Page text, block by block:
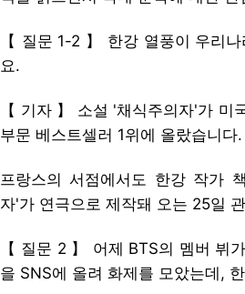
【 질문 1-2 】 한강 열풍이 우리
요.
【 기자 】 소설 '채식주의자'가
부문 베스트셀러 1위에 올랐습니다.
프랑스의 서점에서도 한강 작가
자'가 연극으로 제작돼 오는 25일
【 질문 2 】 어제 BTS의 멤버 뷔
을 SNS에 올려 화제를 모았는데,